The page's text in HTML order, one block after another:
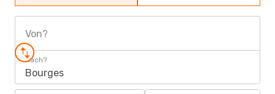
Von?
Nach?
Bourges